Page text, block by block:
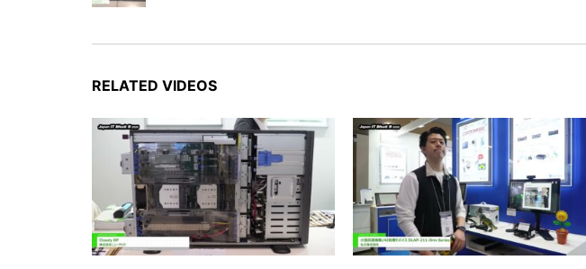
RELATED VIDEOS